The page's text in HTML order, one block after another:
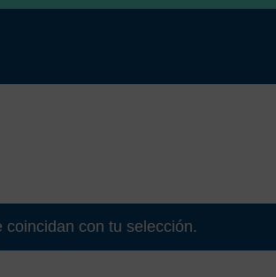
con tu selección.